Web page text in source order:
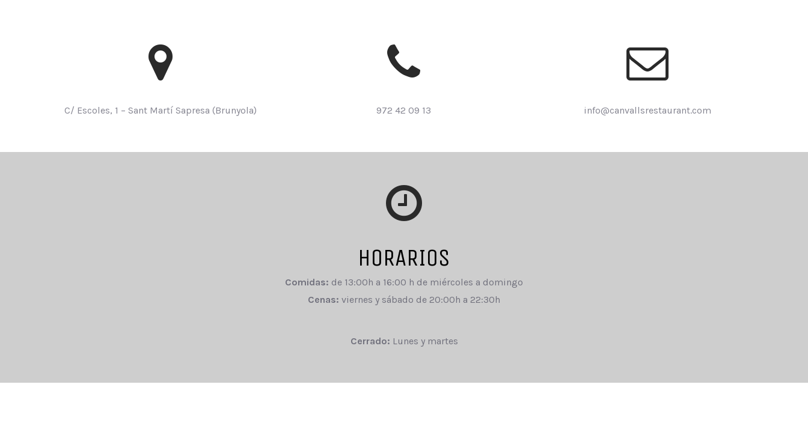
C/ Escoles, 1 – Sant Martí Sapresa (Brunyola) 972 42 09 13 info@canvallsrestaurant.com
HORARIOS
Comidas: de 13:00h a 16:00 h de miércoles a domingo
Cenas: viernes y sábado de 20:00h a 22:30h
Cerrado: Lunes y martes